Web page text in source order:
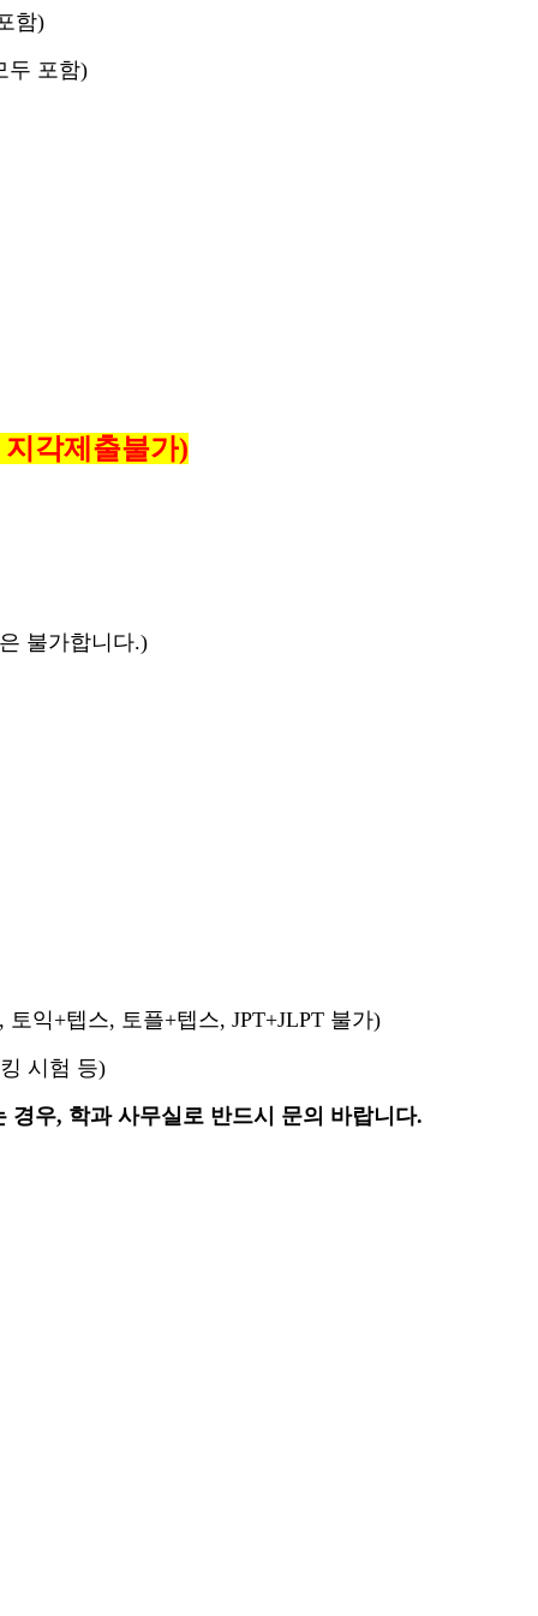
함)
두 포함)
지각제출불가)
불가합니다.)
익+텝스, 토플+텝스, JPT+JLPT 불가)
시험 등)
우, 학과 사무실로 반드시 문의 바랍니다.